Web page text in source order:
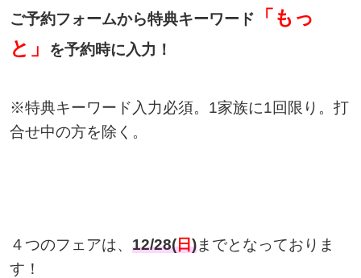
ご予約フォームから特典キーワード
「もっ
と」
を予約時に入力！
※特典キーワード入力必須。1家族に1回限り。打
合せ中の方を除く。
４つのフェアは、 12/28(日)までとなっておりま
す！